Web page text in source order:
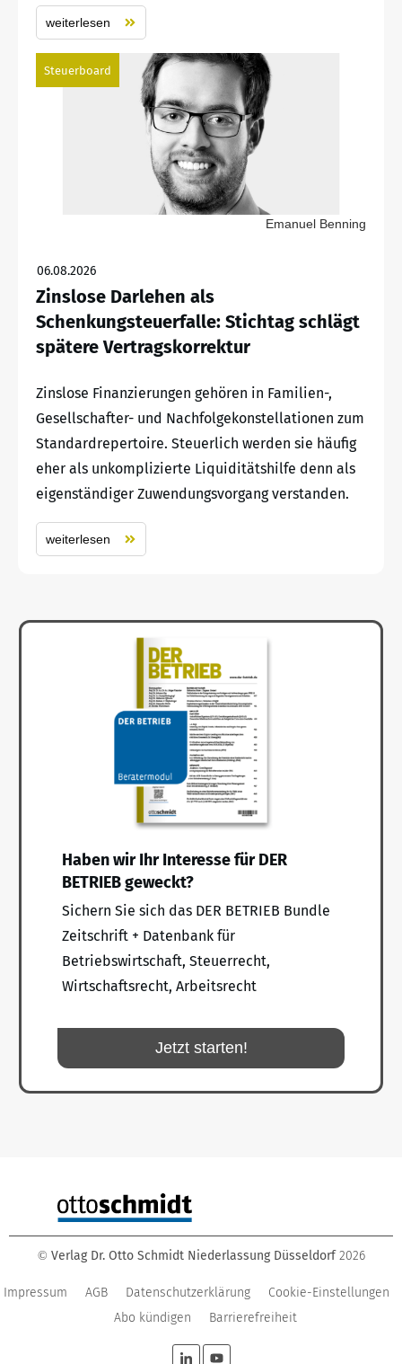
weiterlesen
Steuerboard
Emanuel Benning
06.08.2026
Zinslose Darlehen als
Schenkungsteuerfalle: Stichtag schlägt
spätere Vertragskorrektur
Zinslose Finanzierungen gehören in Familien-,
Gesellschafter- und Nachfolgekonstellationen zum
Standardrepertoire. Steuerlich werden sie häufig
eher als unkomplizierte Liquiditätshilfe denn als
eigenständiger Zuwendungsvorgang verstanden.
weiterlesen
Haben wir Ihr Interesse für DER
BETRIEB geweckt?
Sichern Sie sich das DER BETRIEB Bundle
Zeitschrift + Datenbank für
Betriebswirtschaft, Steuerrecht,
Wirtschaftsrecht, Arbeitsrecht
Jetzt starten!
© Verlag Dr. Otto Schmidt Niederlassung Düsseldorf 2026
Impressum AGB Datenschutzerklärung
Cookie-Einstellungen
Abo kündigen
Barrierefreiheit